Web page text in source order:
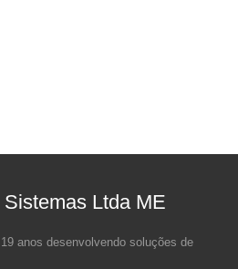
Ltda ME
anos desenvolvendo soluções de